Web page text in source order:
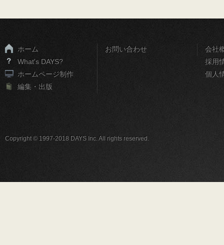
ホーム
What's DAYS?
ホームページ制作
編集・出版
お問い合わせ
会社
採用
個人
Copyright © 1997-2018 DAYS Inc. All rights reserved.